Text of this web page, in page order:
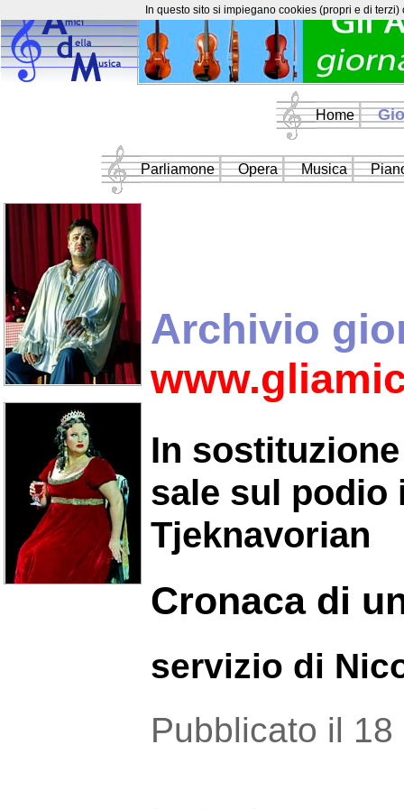
Home
Parliamone Opera Musica
Archivio
In
sale sul podio
Tjeknavorian
Cronaca di
servizio di
Pubblicato il
In questo sito si impiegano cookies (propri e di